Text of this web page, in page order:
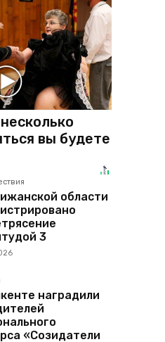
вы будете
области
3
наградили
«Созидатели